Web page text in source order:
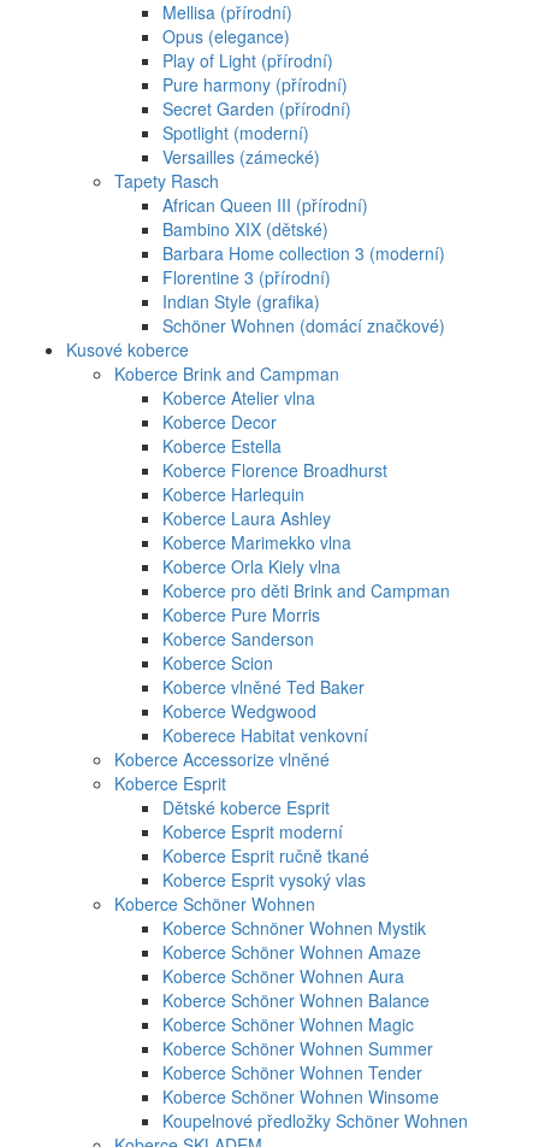
Mellisa (přírodní)
Opus (elegance)
Play of Light (přírodní)
Pure harmony (přírodní)
Secret Garden (přírodní)
Spotlight (moderní)
Versailles (zámecké)
Tapety Rasch
African Queen III (přírodní)
Bambino XIX (dětské)
Barbara Home collection 3 (moderní)
Florentine 3 (přírodní)
Indian Style (grafika)
Schöner Wohnen (domácí značkové)
Kusové koberce
Koberce Brink and Campman
Koberce Atelier vlna
Koberce Decor
Koberce Estella
Koberce Florence Broadhurst
Koberce Harlequin
Koberce Laura Ashley
Koberce Marimekko vlna
Koberce Orla Kiely vlna
Koberce pro děti Brink and Campman
Koberce Pure Morris
Koberce Sanderson
Koberce Scion
Koberce vlněné Ted Baker
Koberce Wedgwood
Koberece Habitat venkovní
Koberce Accessorize vlněné
Koberce Esprit
Dětské koberce Esprit
Koberce Esprit moderní
Koberce Esprit ručně tkané
Koberce Esprit vysoký vlas
Koberce Schöner Wohnen
Koberce Schnöner Wohnen Mystik
Koberce Schöner Wohnen Amaze
Koberce Schöner Wohnen Aura
Koberce Schöner Wohnen Balance
Koberce Schöner Wohnen Magic
Koberce Schöner Wohnen Summer
Koberce Schöner Wohnen Tender
Koberce Schöner Wohnen Winsome
Koupelnové předložky Schöner Wohnen